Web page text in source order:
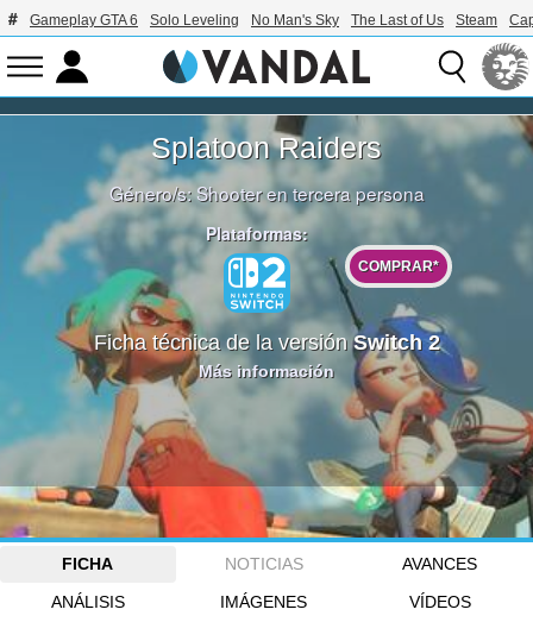
Gameplay GTA 6 Solo Leveling No Man's Sky The Last of Us Steam
Splatoon Raiders
Género/s:Shooter en tercera persona
Plataformas:
COMPRAR*
Ficha técnica de la versiónSwitch 2
Más información
FICHA NOTICIAS
AVANCES
ANÁLISIS
IMÁGENES VÍDEOS